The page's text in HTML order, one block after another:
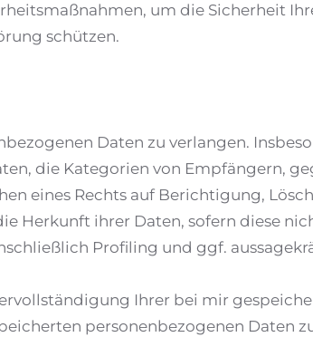
um die Sicherheit
schützen.
Daten zu verlangen.
die Kategorien von Empfängern,
eines Rechts auf Berichtigung,
Herkunft ihrer Daten, sofern diese
Profiling und ggf.
Ihrer bei mir
personenbezogenen Daten